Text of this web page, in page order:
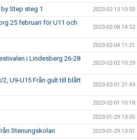
Step steg 1 2023-02-13 10:50
25 februari för U11 och
2023-02-08 14:52
2023-02-04 11:21
i Lindesberg 26-28
2023-02-02 10:29
U9-U15 Från gult till blått
2023-02-01 21:43
2023-02-01 10:18
2023-01-29 13:05
Stenungskolan 2023-01-29 13:01